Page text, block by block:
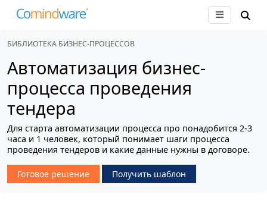
БИБЛИОТЕКА БИЗНЕС-ПРОЦЕССОВ
Автоматизация бизнес-
процесса проведения
тендера
Для старта автоматизации процесса про понадобится 2-3
часа и 1 человек, который понимает шаги процесса
проведения тендеров и какие данные нужны в договоре.
Готовое решение Получить шаблон